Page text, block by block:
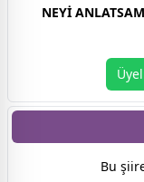
NEYİ
Bu